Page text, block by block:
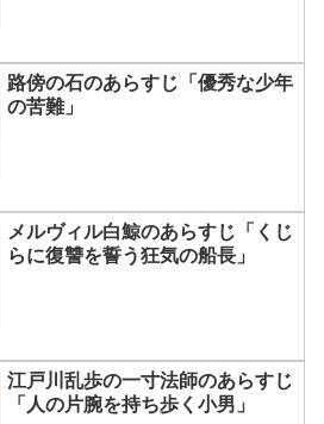
路傍の石のあらすじ「優秀な少年
の苦難」
メルヴィル白鯨のあらすじ「くじ
らに復讐を誓う狂気の船長」
江戸川乱歩の一寸法師のあらすじ
「人の片腕を持ち歩く小男」